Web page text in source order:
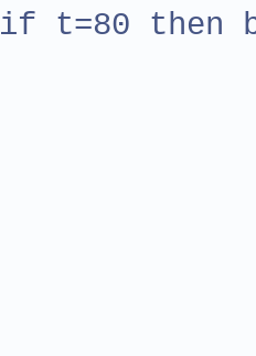
if t=80 then